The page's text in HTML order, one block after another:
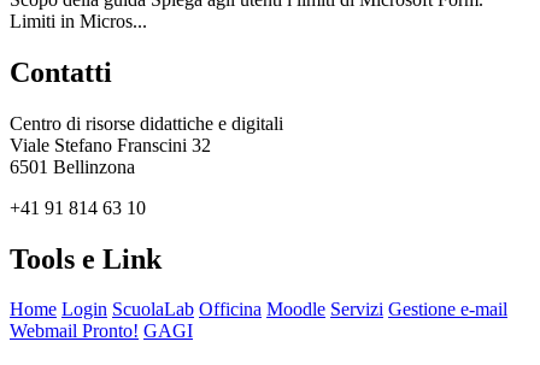
Limiti in Micros...
Contatti
Centro di risorse didattiche e digitali
Viale Stefano Franscini 32
6501 Bellinzona
+41 91 814 63 10
Tools e Link
Home Login ScuolaLab Officina Moodle Servizi Gestione e-mail
Webmail Pronto! GAGI